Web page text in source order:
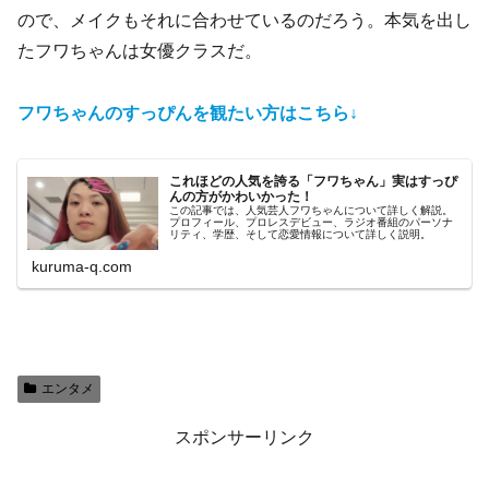
ので、メイクもそれに合わせているのだろう。本気を出し
たフワちゃんは女優クラスだ。
フワちゃんのすっぴんを観たい方はこちら↓
これほどの人気を誇る「フワちゃん」実はすっぴ
んの方がかわいかった！
この記事では、人気芸人フワちゃんについて詳しく解説。
プロフィール、プロレスデビュー、ラジオ番組のパーソナ
リティ、学歴、そして恋愛情報について詳しく説明。
kuruma-q.com
エンタメ
スポンサーリンク